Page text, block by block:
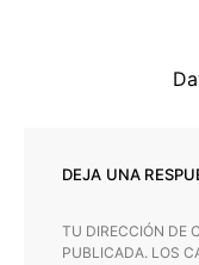
DEJA UNA
TU DIRECCIÓN DE
PUBLICADA. LOS